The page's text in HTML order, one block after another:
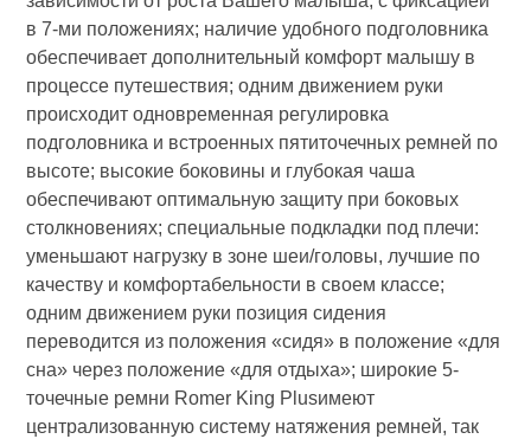
в 7-ми положениях; наличие удобного подголовника
обеспечивает дополнительный комфорт малышу в
процессе путешествия; одним движением руки
происходит одновременная регулировка
подголовника и встроенных пятиточечных ремней по
высоте; высокие боковины и глубокая чаша
обеспечивают оптимальную защиту при боковых
столкновениях; специальные подкладки под плечи:
уменьшают нагрузку в зоне шеи/головы, лучшие по
качеству и комфортабельности в своем классе;
одним движением руки позиция сидения
переводится из положения «сидя» в положение «для
сна» через положение «для отдыха»; широкие 5-
точечные ремни Romer King Plusимеют
централизованную систему натяжения ремней, так